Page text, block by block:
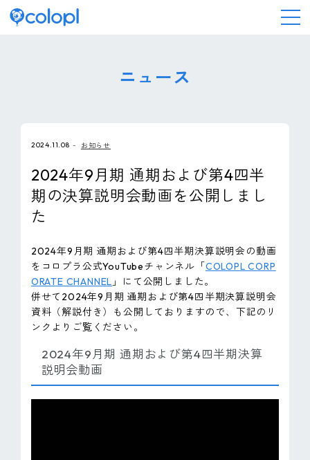
IR情報
サステナビリティ
ピンマーク
EN
ニュース
2024.11.08 お知らせ
2024年9月期 通期および第4四半
期の決算説明会動画を公開しまし
た
2024年9月期 通期および第4四半期決算説明会の動画
をコロプラ公式YouTubeチャンネル「COLOPL CORP
ORATE CHANNEL 」にて公開しました。
併せて2024年9月期 通期および第4四半期決算説明会
資料（解説付き）も公開しておりますので、下記のリ
ンクよりご覧ください。
2024年9月期 通期および第4四半期決算
説明会動画